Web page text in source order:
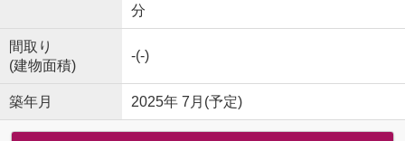
分
間取り
(建物面積)
-(-)
築年月 2025年 7月(予定)